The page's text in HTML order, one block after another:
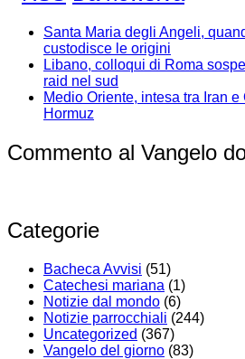
Santa Maria degli Angeli,
custodisce le origini
Libano, colloqui di Roma
raid nel sud
Medio Oriente, intesa tra Iran
Hormuz
Commento al Vangelo
Categorie
Bacheca Avvisi (51)
Catechesi mariana (1)
Notizie dal mondo (6)
Notizie parrocchiali (244)
Uncategorized (367)
Vangelo del giorno (83)